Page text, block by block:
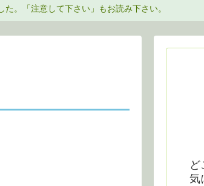
。「注意して下さい」もお読み下さい。
ど
気